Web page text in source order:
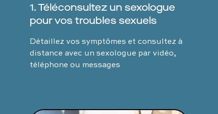
1. Téléconsultez un sexologue
pour vos troubles sexuels
Détaillez vos symptômes et consultez à
distance avec un sexologue par vidéo,
téléphone ou messages